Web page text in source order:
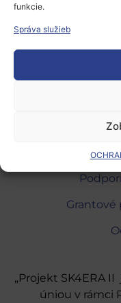
funkcie.
Správa služieb
Grantové
„Projekt SK4ERA
úniou v rámci